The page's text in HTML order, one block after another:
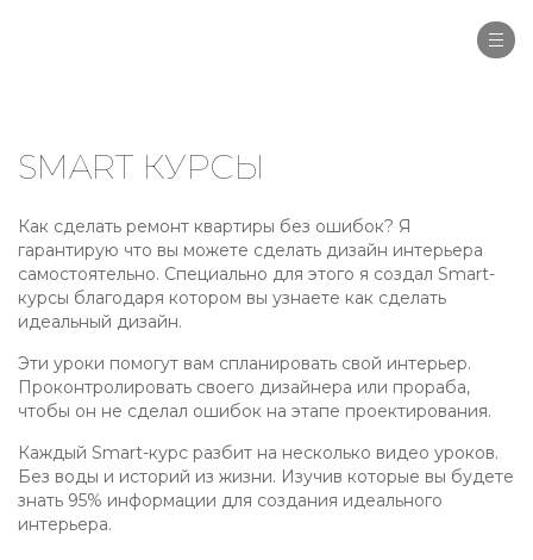
SMART КУРСЫ
Как сделать ремонт квартиры без ошибок? Я
гарантирую что вы можете сделать дизайн интерьера
самостоятельно. Специально для этого я создал Smart-
курсы благодаря котором вы узнаете как сделать
идеальный дизайн.
Эти уроки помогут вам спланировать свой интерьер.
Проконтролировать своего дизайнера или прораба,
чтобы он не сделал ошибок на этапе проектирования.
Каждый Smart-курс разбит на несколько видео уроков.
Без воды и историй из жизни. Изучив которые вы будете
знать 95% информации для создания идеального
интерьера.